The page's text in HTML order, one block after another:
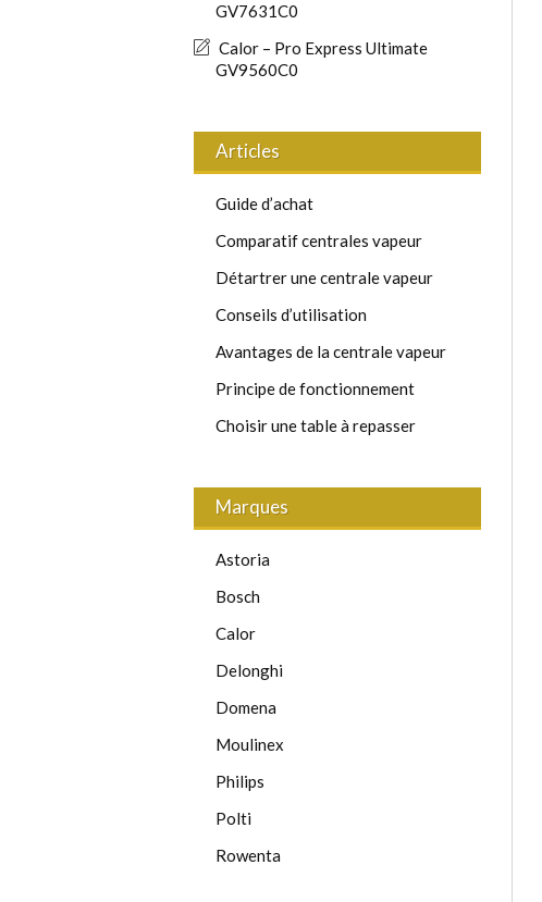
GV7631C0
Calor – Pro Express Ultimate
GV9560C0
Articles
Guide d’achat
Comparatif centrales vapeur
Détartrer une centrale vapeur
Conseils d’utilisation
Avantages de la centrale vapeur
Principe de fonctionnement
Choisir une table à repasser
Marques
Astoria
Bosch
Calor
Delonghi
Domena
Moulinex
Philips
Polti
Rowenta